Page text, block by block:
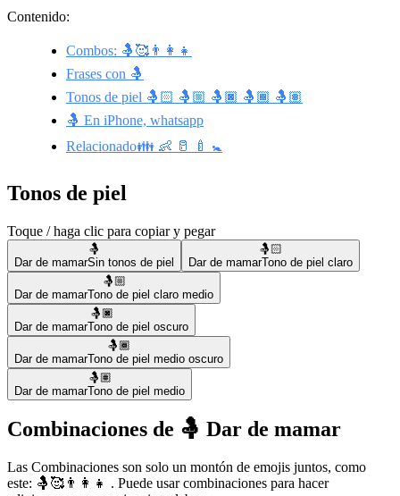
Contenido:
Combos: 🤱🥰👨‍👩‍👧
Frases con 🤱
Tonos de piel 🤱🏻 🤱🏼 🤱🏿 🤱🏾 🤱🏽
🤱 En iPhone, whatsapp
Relacionado👪 👶 🥛 🍼 🚼
Tonos de piel
Toque / haga clic para copiar y pegar
🤱
Dar de mamarSin tonos de piel
🤱🏻
Dar de mamarTono de piel claro
🤱🏼
Dar de mamarTono de piel claro medio
🤱🏿
Dar de mamarTono de piel oscuro
🤱🏾
Dar de mamarTono de piel medio oscuro
🤱🏽
Dar de mamarTono de piel medio
Combinaciones de 🤱 Dar de mamar
Las Combinaciones son solo un montón de emojis juntos, como
este: 🤱🥰👨‍👩‍👧 . Puede usar combinaciones para hacer